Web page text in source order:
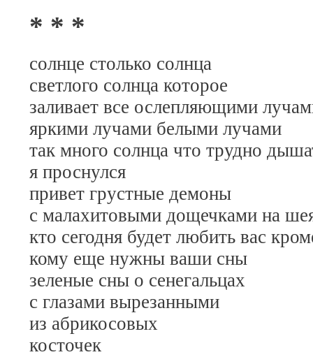
* * *
солнце столько солнца
светлого солнца которое
заливает все ослепляющими
яркими лучами белыми лучами
так много солнца что трудно
я проснулся
привет грустные демоны
с малахитовыми дощечками на
кто сегодня будет любить вас
кому еще нужны ваши сны
зеленые сны о сенегальцах
с глазами вырезанными
из абрикосовых
косточек